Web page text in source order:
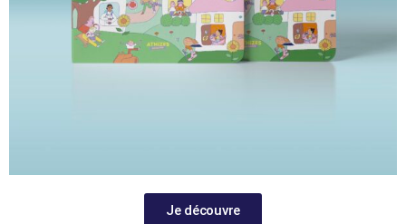
Je découvre